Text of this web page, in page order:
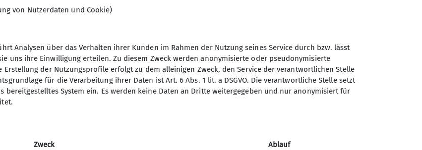
der jeweiligen Wanderleitung erfragt werden.
ist erforderlich - spätestens 2 Tage vor dem Termin.
aber den Anforderungen der Wanderung gewachsen sein. Nach dreimaligem
zu erwerben.
erfolgt auf eigenes Risiko. Im Schadensfall jeder Art können Haftungsansprüche,
des DAV gedeckt sind, gegenüber dem Verein oder den von ihm
werden.
DAV
Sektion Koblenz des
Deutschen Alpenvereins e.V.
Kolonnenweg 7
von Nutzerdaten und Cookie)
Analysen über das Verhalten ihrer Kunden im Rahmen der Nutzung seines Service durch bzw. lässt
uns ihre Einwilligung erteilen. Zu diesem Zweck werden anonymisierte oder pseudonymisierte
Erstellung der Nutzungsprofile erfolgt zu dem alleinigen Zweck, den Service der verantwortlichen Stelle
für die Verarbeitung ihrer Daten ist Art. 6 Abs. 1 lit. a DSGVO. Die verantwortliche Stelle setzt
bereitgestelltes System ein. Es werden keine Daten an Dritte weitergegeben und nur anonymisiert für
Zweck Ablauf